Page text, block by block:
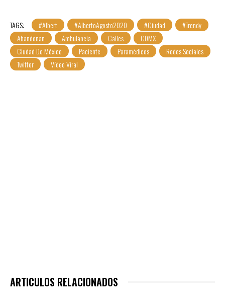
TAGS: #albert #AlbertoAgosto2020 #Ciudad
#Trendy
Abandonan
Ambulancia Calles
CDMX
Ciudad De México
Paciente Paramédicos
Redes Sociales
Twitter
Vídeo Viral
ARTICULOS RELACIONADOS